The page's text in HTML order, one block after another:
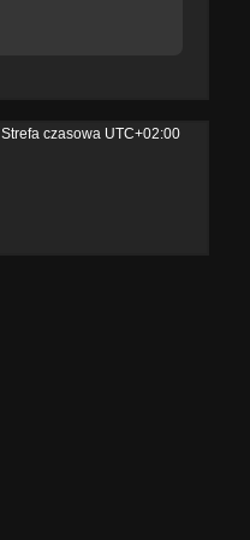
Strefa czasowa UTC+02:00